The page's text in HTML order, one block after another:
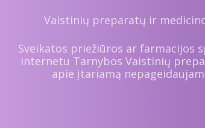
Vaistinių preparatų ir
Sveikatos priežiūros ar farmacijos
internetu Tarnybos Vaistinių
apie įtariamą